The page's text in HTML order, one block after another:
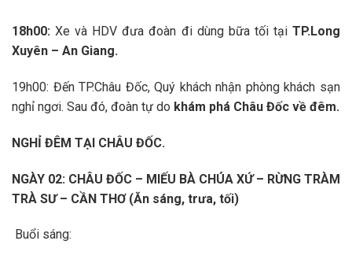
18h00: Xe và HDV đưa đoàn đi dùng bữa tối tại TP.Long
Xuyên – An Giang.
19h00: Đến TP.Châu Đốc, Quý khách nhận phòng khách sạn
nghỉ ngơi. Sau đó, đoàn tự do khám phá Châu Đốc về đêm.
NGHỈ ĐÊM TẠI CHÂU ĐỐC.
NGÀY 02: CHÂU ĐỐC – MIẾU BÀ CHÚA XỨ – RỪNG TRÀM
TRÀ SƯ – CẦN THƠ (Ăn sáng, trưa, tối)
Buổi sáng: